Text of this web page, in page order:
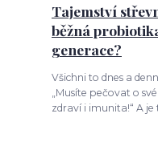
Tajemství
běžná
generace?
Všichni to dnes a
„Musíte pečovat o
zdraví i imunita!“ A je